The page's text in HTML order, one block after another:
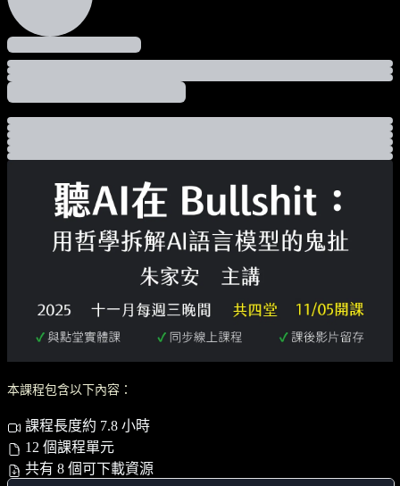
本課程包含以下內容：
課程長度約 7.8 小時
12 個課程單元
共有 8 個可下載資源